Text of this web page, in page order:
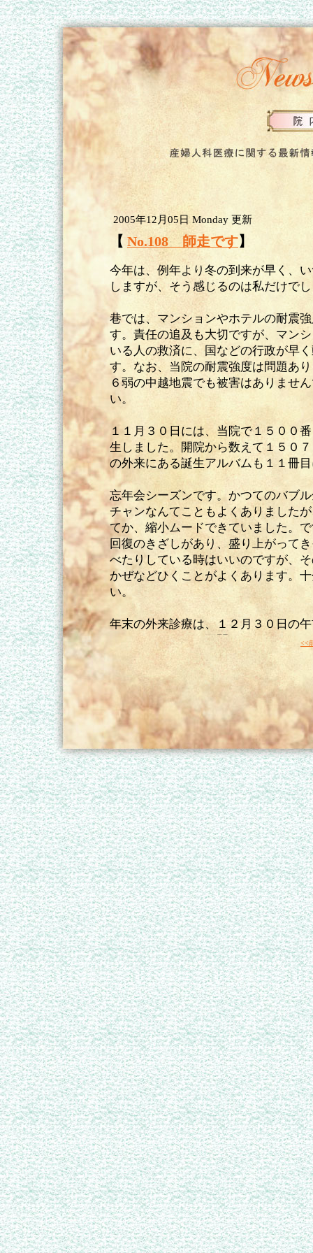
2005年12月05日 Monday 更新
【 No.108 師走です】
今年は、例年より冬の到来が早く、
しますが、そう感じるのは私だけで
巷では、マンションやホテルの耐震
す。責任の追及も大切ですが、マン
いる人の救済に、国などの行政が早
す。なお、当院の耐震強度は問題あ
６弱の中越地震でも被害はありませ
い。
１１月３０日には、当院で１５００
生しました。開院から数えて１５０
の外来にある誕生アルバムも１１冊
忘年会シーズンです。かつてのバブ
チャンなんてこともよくありました
てか、縮小ムードできていました。
回復のきざしがあり、盛り上がって
べたりしている時はいいのですが、
かぜなどひくことがよくあります。
い。
年末の外来診療は、１２月３０日の
は、１月４日より再開いたします。
PAGE TOP ↑
<<